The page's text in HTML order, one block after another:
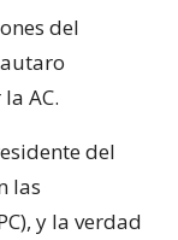
del
AC.
del
las
y la verdad